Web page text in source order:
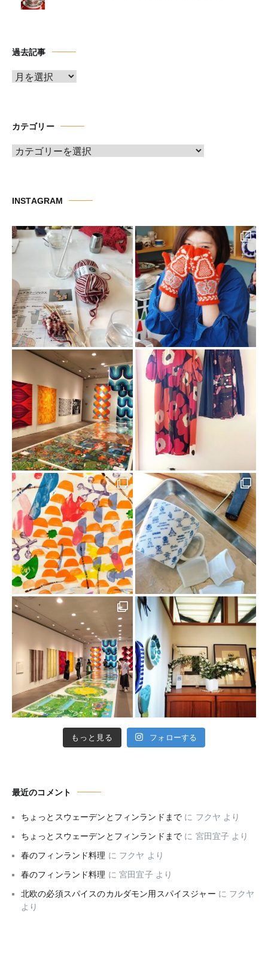
過去記事
ア
ブ
カテゴリー
カ
ー
INSTAGRAM
もっと見る フォローする
最近のコメント
ちょっとスウェーデンとフィンランドまで に フクヤ より
ちょっとスウェーデンとフィンランドまで に 宮田宜子 より
春のフィンランド料理 に フクヤ より
春のフィンランド料理 に宮田宜子 より
北欧の必須スパイスのカルダモン用スパイスジャー に フクヤ
より